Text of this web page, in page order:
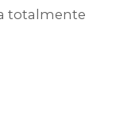
totalmente